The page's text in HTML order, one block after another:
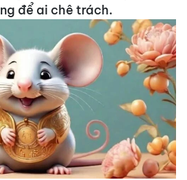
để ai chê trách.